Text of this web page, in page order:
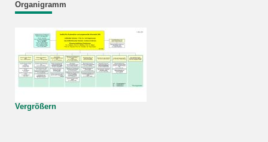
Organigramm
Vergrößern